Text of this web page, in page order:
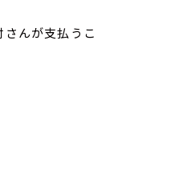
さんが支払うこ